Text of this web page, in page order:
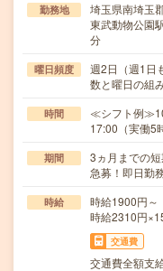
勤務地
埼玉県南埼玉
東武動物公園
分
曜日頻度
週2日（週1日
数と曜日の組
時間
≪シフト例
17:00（実働5
期間
3ヵ月までの
急募！即日勤
時給
時給1900円
時給2310円
交通費
交通費全額支